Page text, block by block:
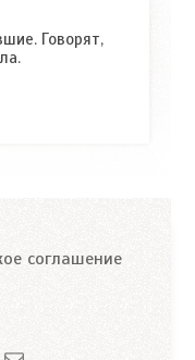
Говорят,
соглашение